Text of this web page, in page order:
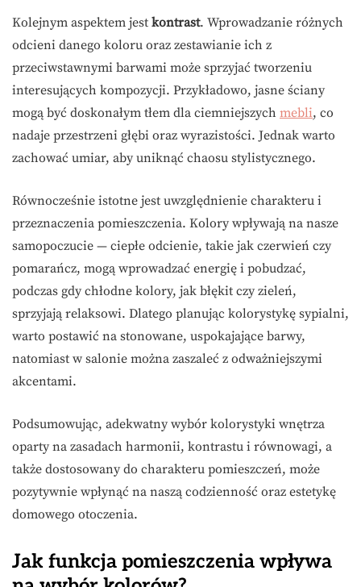
Kolejnym aspektem jest kontrast. Wprowadzanie różnych
odcieni danego koloru oraz zestawianie ich z
przeciwstawnymi barwami może sprzyjać tworzeniu
interesujących kompozycji. Przykładowo, jasne ściany
mogą być doskonałym tłem dla ciemniejszych mebli, co
nadaje przestrzeni głębi oraz wyrazistości. Jednak warto
zachować umiar, aby uniknąć chaosu stylistycznego.
Równocześnie istotne jest uwzględnienie charakteru i
przeznaczenia pomieszczenia. Kolory wpływają na nasze
samopoczucie — ciepłe odcienie, takie jak czerwień czy
pomarańcz, mogą wprowadzać energię i pobudzać,
podczas gdy chłodne kolory, jak błękit czy zieleń,
sprzyjają relaksowi. Dlatego planując kolorystykę sypialni,
warto postawić na stonowane, uspokajające barwy,
natomiast w salonie można zaszaleć z odważniejszymi
akcentami.
Podsumowując, adekwatny wybór kolorystyki wnętrza
oparty na zasadach harmonii, kontrastu i równowagi, a
także dostosowany do charakteru pomieszczeń, może
pozytywnie wpłynąć na naszą codzienność oraz estetykę
domowego otoczenia.
Jak funkcja pomieszczenia wpływa